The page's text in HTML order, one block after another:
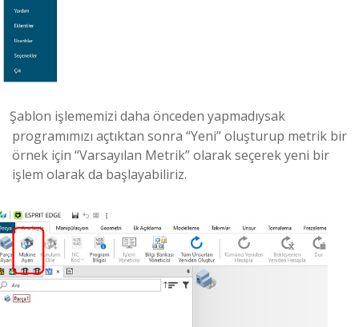
Şablon işlememizi daha önceden yapmadıysak
programımızı açtıktan sonra “Yeni” oluşturup metrik bir
örnek için “Varsayılan Metrik” olarak seçerek yeni bir
işlem olarak da başlayabiliriz.